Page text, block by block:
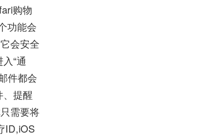
购物
功能会
会安全
“通
件都会
提醒
需要将
ID,iOS